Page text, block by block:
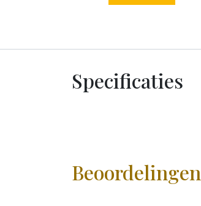
Specificaties
Beoordelingen